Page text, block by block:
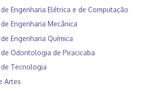
Engenharia Elétrica e de Computação
Engenharia Mecânica
Engenharia Química
Odontologia de Piracicaba
Tecnologia
Artes